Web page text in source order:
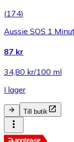
(174)
Aussie SOS 1
87 kr
34,80 kr/100 ml
I lager
Till butik